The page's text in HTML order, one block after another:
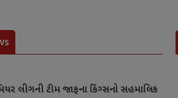
લીગની ટીમ જાફના કિંગ્સનો સહમાલિક